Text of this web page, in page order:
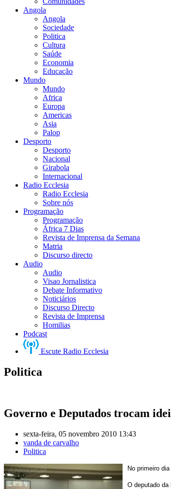
Angola
Angola
Sociedade
Politica
Cultura
Saúde
Economia
Educação
Mundo
Mundo
Africa
Europa
Americas
Asia
Palop
Desporto
Desporto
Nacional
Girabola
Internacional
Radio Ecclesia
Radio Ecclesia
Sobre nós
Programação
Programação
África 7 Dias
Revista de Imprensa da Semana
Matria
Discurso directo
Audio
Audio
Visao Jornalistica
Debate Informativo
Noticiários
Discurso Directo
Revista de Imprensa
Homilias
Podcast
Escute Radio Ecclesia
Politica
Governo e Deputados trocam
sexta-feira, 05 novembro 2010 13:43
vanda de carvalho
Politica
No primeiro
O deputado da